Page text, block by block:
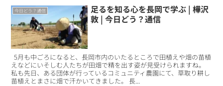
今日どう？通信
足るを知る心を長岡で学ぶ | 樺沢
敦 | 今日どう？通信
5月も中ごろになると、長岡市内のいたるところで田植えや畑の苗植
えなどにいそしむ人たちが田畑で精を出す姿が見受けられますね。
私も先日、ある団体が行っているコミュニティ農園にて、草取り耕し
苗植えとまさに畑で汗かいてきました。 長...